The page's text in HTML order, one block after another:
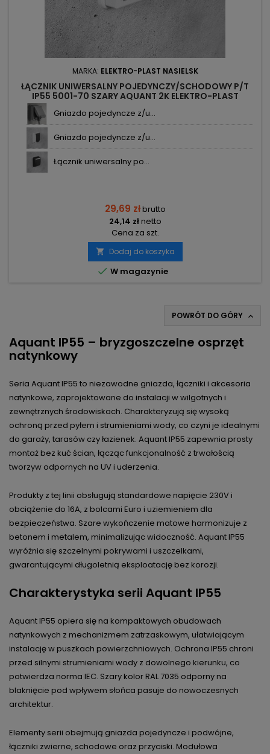
MARKA: ELEKTRO-PLAST NASIELSK
ŁĄCZNIK UNIWERSALNY POJEDYNCZY/SCHODOWY P/T
IP55 5001-70 SZARY AQUANT 2K ELEKTRO-PLAST
NASIELSK
Gniazdo pojedyncze z/u...
Gniazdo pojedyncze z/u...
Łącznik uniwersalny po...
29,69 złbrutto
24,14 złnetto
Cena za szt.
 Dodaj do koszyka
 W magazynie
POWRÓT DO GÓRY 
Aquant IP55 – bryzgoszczelne osprzęt
natynkowy
Seria Aquant IP55 to niezawodne gniazda, łączniki i akcesoria
natynkowe, zaprojektowane do instalacji w wilgotnych i
zewnętrznych środowiskach. Charakteryzują się wysoką
ochroną przed pyłem i strumieniami wody, co czyni je idealnymi
do garaży, tarasów czy łazienek. Aquant IP55 zapewnia prosty
montaż bez kuć ścian, łącząc funkcjonalność z trwałością
tworzyw odpornych na UV i uderzenia.
Produkty z tej linii obsługują standardowe napięcie 230V i
obciążenie do 16A, z bolcami Euro i uziemieniem dla
bezpieczeństwa. Szare wykończenie matowe harmonizuje z
betonem i metalem, minimalizując widoczność. Aquant IP55
wyróżnia się szczelnymi pokrywami i uszczelkami,
gwarantującymi długoletnią eksploatację bez korozji.
Charakterystyka serii Aquant IP55
Aquant IP55 opiera się na kompaktowych obudowach
natynkowych z mechanizmem zatrzaskowym, ułatwiającym
instalację w puszkach powierzchniowych. Ochrona IP55 chroni
przed silnymi strumieniami wody z dowolnego kierunku, co
potwierdza norma IEC. Szary kolor RAL 7035 odporny na
blaknięcie pod wpływem słońca pasuje do nowoczesnych
architektur.
Elementy serii obejmują gniazda pojedyncze i podwójne,
łączniki zwierne, schodowe oraz przyciski. Modułowa